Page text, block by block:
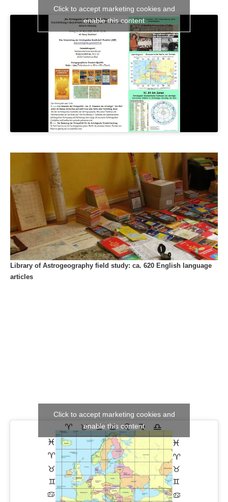
Click to accept marketing cookies and
enable this content
Library of Astrogeography field study: ca. 620 English language
articles
Click to accept marketing cookies and
enable this content